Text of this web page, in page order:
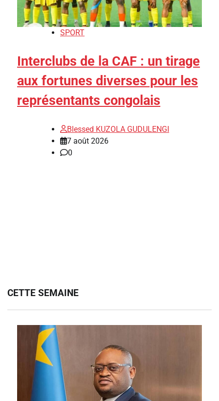
SPORT
Interclubs de la CAF : un tirage
aux fortunes diverses pour les
représentants congolais
Blessed KUZOLA GUDULENGI
7 août 2026
0
CETTE SEMAINE